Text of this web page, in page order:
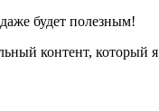
будет полезным!
контент,